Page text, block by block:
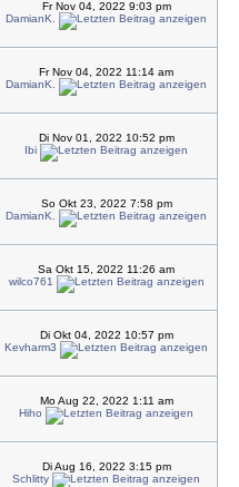
Fr Nov 04, 2022 9:03 pm
DamianK.
Fr Nov 04, 2022 11:14 am
DamianK.
Di Nov 01, 2022 10:52 pm
Ibi
So Okt 23, 2022 7:58 pm
DamianK.
Sa Okt 15, 2022 11:26 am
wilco761
Di Okt 04, 2022 10:57 pm
Kevharm3
Mo Aug 22, 2022 1:11 am
Hiho
Di Aug 16, 2022 3:15 pm
Schlitty